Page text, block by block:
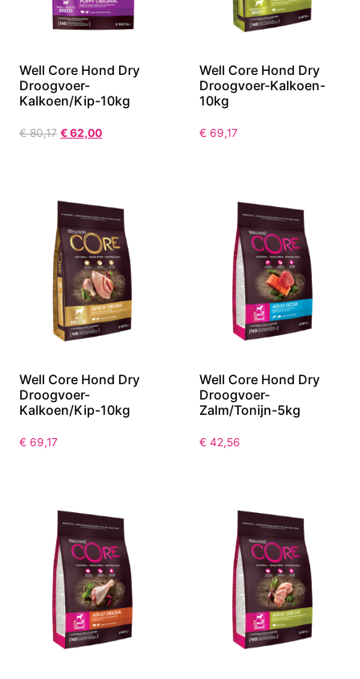
Well Core Hond Dry
Droogvoer-
Kalkoen/Kip-10kg
€80,17 €62,00
Well Core Hond Dry
Droogvoer-Kalkoen-
10kg
€ 69,17
Well Core Hond Dry
Droogvoer-
Kalkoen/Kip-10kg
€ 69,17
Well Core Hond Dry
Droogvoer-
Zalm/Tonijn-5kg
€ 42,56